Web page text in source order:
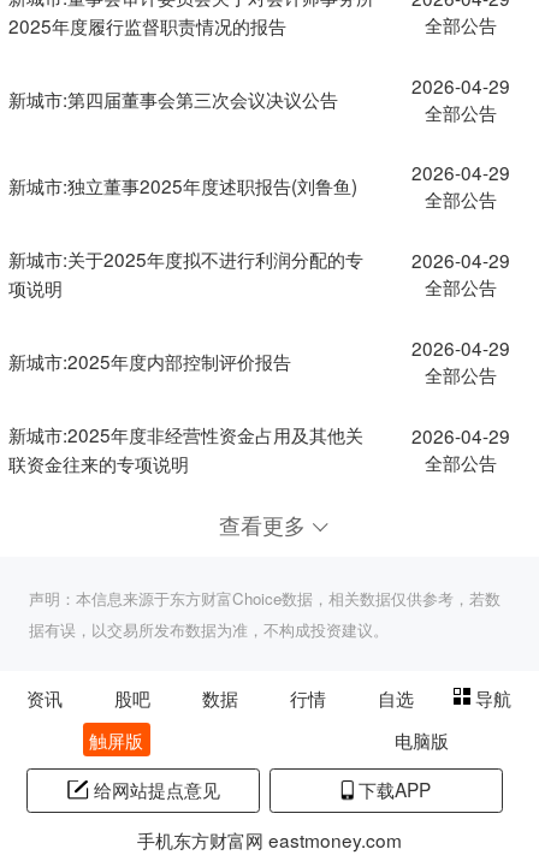
2025年度履行监督职责情况的报告
全部公告
新城市:第四届董事会第三次会议决议公告
2026-04-29
全部公告
新城市:独立董事2025年度述职报告(刘鲁鱼)
2026-04-29
全部公告
新城市:关于2025年度拟不进行利润分配的专
项说明
2026-04-29
全部公告
新城市:2025年度内部控制评价报告
2026-04-29
全部公告
新城市:2025年度非经营性资金占用及其他关
联资金往来的专项说明
2026-04-29
全部公告
查看更多
声明：本信息来源于东方财富Choice数据，相关数据仅供参考，若数
据有误，以交易所发布数据为准，不构成投资建议。
资讯 股吧 数据 行情 自选
导航
触屏版
电脑版
给网站提点意见
下载APP
手机东方财富网 eastmoney.com